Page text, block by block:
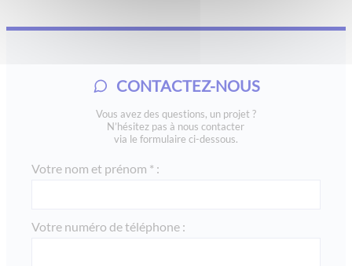
CONTACTEZ-NOUS
Vous avez des questions, un projet ?
N’hésitez pas à nous contacter
via le formulaire ci-dessous.
Votre nom et prénom * :
Votre numéro de téléphone :